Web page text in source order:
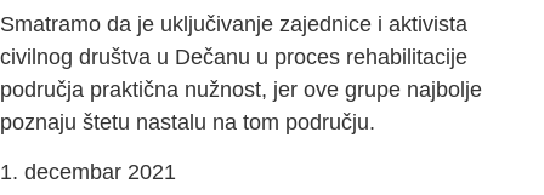
Smatramo da je uključivanje zajednice i aktivista
civilnog društva u Dečanu u proces rehabilitacije
područja praktična nužnost, jer ove grupe najbolje
poznaju štetu nastalu na tom području.
1. decembar 2021